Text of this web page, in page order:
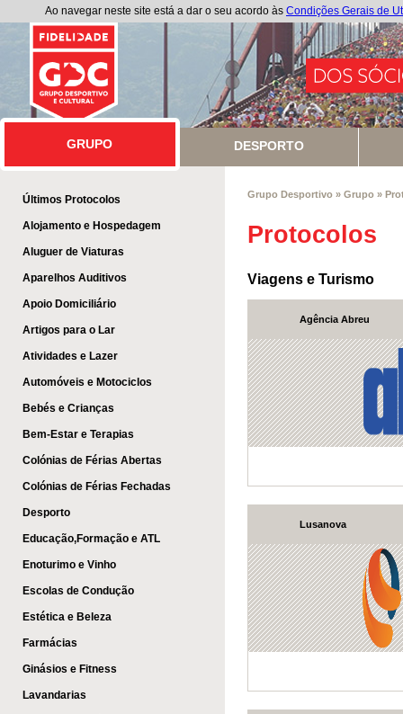
Ao navegar neste site está a dar o seu acordo às Condições Gerais de
GRUPO
GRUPO DESPORTO
Últimos Protocolos
Alojamento e Hospedagem
Aluguer de Viaturas
Aparelhos Auditivos
Apoio Domiciliário
Artigos para o Lar
Atividades e Lazer
Automóveis e Motociclos
Bebés e Crianças
Bem-Estar e Terapias
Colónias de Férias Abertas
Colónias de Férias Fechadas
Desporto
Educação,Formação e ATL
Enoturimo e Vinho
Escolas de Condução
Estética e Beleza
Farmácias
Ginásios e Fitness
Lavandarias
Grupo Desportivo » Grupo »
Protocolos
Viagens e Turismo
Agência Abreu
Lusanova